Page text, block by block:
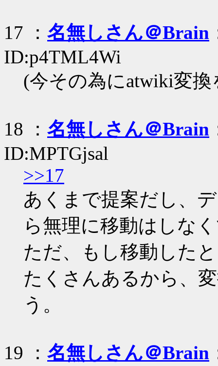
17 ： 名無しさん＠Brain
ID:p4TML4Wi
(今その為にatwiki変
18 ： 名無しさん＠Brain
ID:MPTGjsal
>>17
あくまで提案だし、
ら無理に移動はしな
ただ、もし移動した
たくさんあるから、
う。
19 ： 名無しさん＠Brain